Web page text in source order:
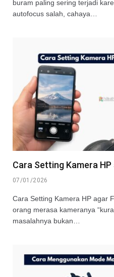
buram paling sering terjadi
autofocus salah, cahaya…
Cara Setting Kamera
07/01/2026
Cara Setting Kamera HP agar
orang merasa kameranya
masalahnya bukan…